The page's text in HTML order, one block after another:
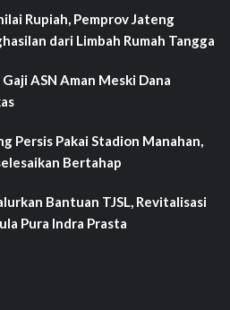
Rupiah, Pemprov Jateng
dari Limbah Rumah Tangga
ASN Aman Meski Dana
Persis Pakai Stadion Manahan,
Bertahap
Bantuan TJSL, Revitalisasi
Pura Indra Prasta